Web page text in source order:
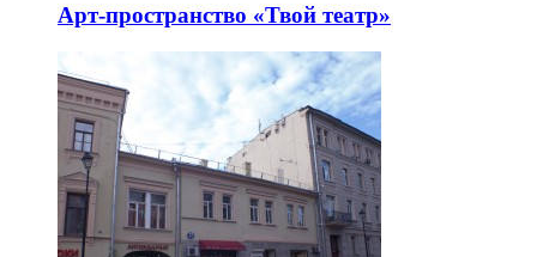
Арт-пространство «Твой театр»